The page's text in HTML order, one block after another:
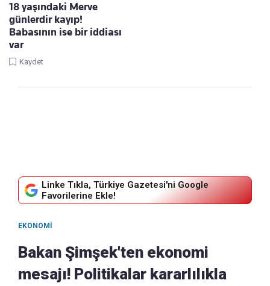
18 yaşındaki Merve
günlerdir kayıp!
Babasının ise bir iddiası
var
Kaydet
Linke Tıkla, Türkiye Gazetesi'ni Google
Favorilerine Ekle!
EKONOMI
Bakan Şimşek'ten ekonomi
mesajı! Politikalar kararlılıkla